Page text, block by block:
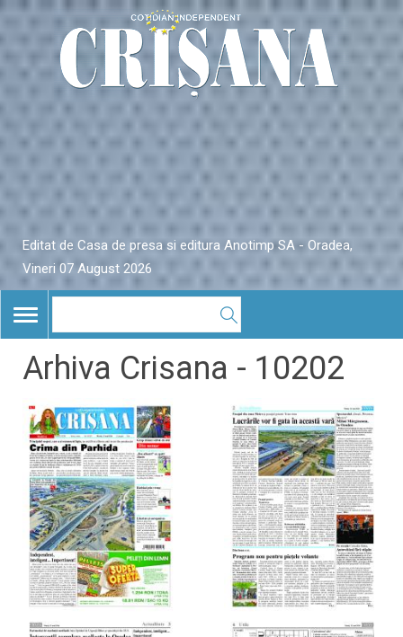
Editat de Casa de presa si editura Anotimp SA - Oradea,
Vineri 07 August 2026
TOGGLE
NAVIGATION
Arhiva Crisana - 10202